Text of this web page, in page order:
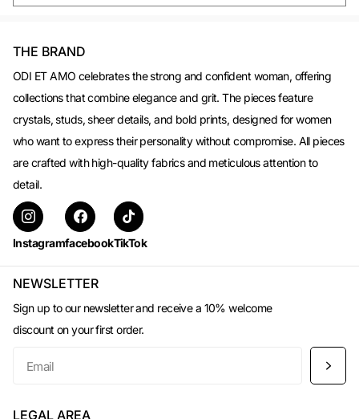
THE BRAND
ODI ET AMO celebrates the strong and confident woman, offering
collections that combine elegance and grit. The pieces feature
crystals, studs, sheer details, and bold prints, designed for women
who want to express their personality without compromise. All pieces
are crafted with high-quality fabrics and meticulous attention to
detail.
InstagramfacebookTikTok
NEWSLETTER
Sign up to our newsletter and receive a 10% welcome
discount on your first order.
LEGAL AREA